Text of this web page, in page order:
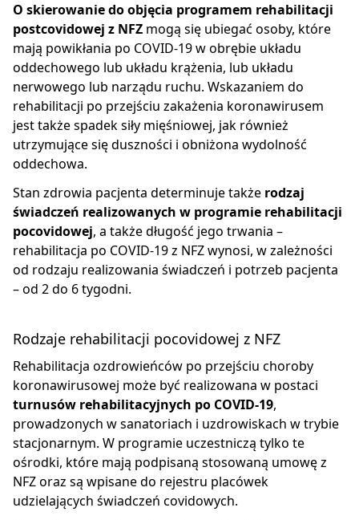
O skierowanie do objęcia programem rehabilitacji
postcovidowej z NFZ mogą się ubiegać osoby, które
mają powikłania po COVID-19 w obrębie układu
oddechowego lub układu krążenia, lub układu
nerwowego lub narządu ruchu. Wskazaniem do
rehabilitacji po przejściu zakażenia koronawirusem
jest także spadek siły mięśniowej, jak również
utrzymujące się duszności i obniżona wydolność
oddechowa.
Stan zdrowia pacjenta determinuje także rodzaj
świadczeń realizowanych w programie rehabilitacji
pocovidowej, a także długość jego trwania –
rehabilitacja po COVID-19 z NFZ wynosi, w zależności
od rodzaju realizowania świadczeń i potrzeb pacjenta
– od 2 do 6 tygodni.
Rodzaje rehabilitacji pocovidowej z NFZ
Rehabilitacja ozdrowieńców po przejściu choroby
koronawirusowej może być realizowana w postaci
turnusów rehabilitacyjnych po COVID-19,
prowadzonych w sanatoriach i uzdrowiskach w trybie
stacjonarnym. W programie uczestniczą tylko te
ośrodki, które mają podpisaną stosowaną umowę z
NFZ oraz są wpisane do rejestru placówek
udzielających świadczeń covidowych.